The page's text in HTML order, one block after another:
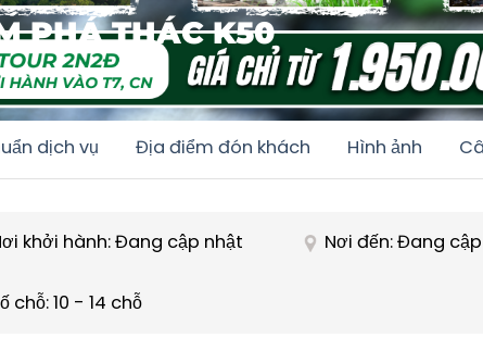
PHÁ THÁC K50
dịch vụ Địa điểm đón khách Hình ảnh
khởi hành: Đang cập nhật Nơi đến: Đang
chỗ: 10 - 14 chỗ